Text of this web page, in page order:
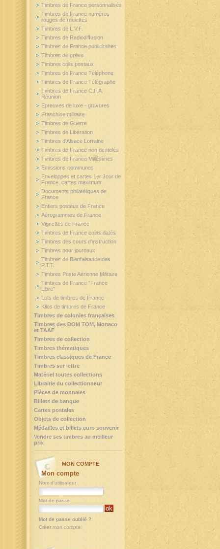
Timbres de France personnalisés
Timbres de France numéros
rouges de roulettes
Timbres de L.V.F.
Timbres de Radiodiffusion
Timbres de France publicitaires
Timbres de grève
Timbres colis postaux
Timbres de France Téléphone
Timbres de France Télégraphe
Timbres de France C.F.A.
Réunion
Epreuves de luxe - gravures
Franchise militaire
Timbres de Guerre
Timbres de Libération
Timbres d'Alsace Lorraine
Timbres de France non dentelés
Timbres de France Millésimes
Emissions communes
Enveloppes et cartes 1er Jour de
France, cartes maximum
Documents philatéliques de
France
Entiers postaux de France
Aérogrammes de France
Vignettes de France
Timbres de France coins datés
Timbres des cours d'instruction
Timbres pour journaux
Timbres de Bienfaisance des
P.T.T.
Timbres Poste Aérienne Militaire
Timbres de France "France
Libre"
Lots de timbres de France
Kilos de timbres de France
Timbres de colonies françaises
Timbres des DOM TOM, Monaco
et TAAF
Timbres de collection
Timbres thématiques
Timbres classiques de France
Timbres sur lettre
Matériel toutes collections
Librairie du collectionneur
Pièces de monnaies
Billets de banque
Cartes postales
Objets de collection
Médailles et billets euro souvenir
Vendre ses timbres au meilleur
prix
MON COMPTE
Mon compte
Nom d'utilisateur
Mot de passe
Mot de passe oublié ?
Créer mon compte